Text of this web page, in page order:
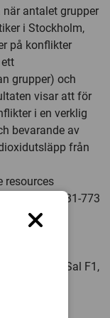
antalet grupper
i Stockholm,
på konflikter
grupper) och
visar att för
i en verklig
bevarande av
från
resources
031-773
kl. 10.00, Sal F1,